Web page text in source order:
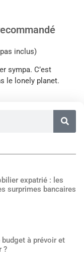
inclus)
sympa. C’est
le lonely planet.
expatrié : les
surprimes bancaires
à prévoir et
?